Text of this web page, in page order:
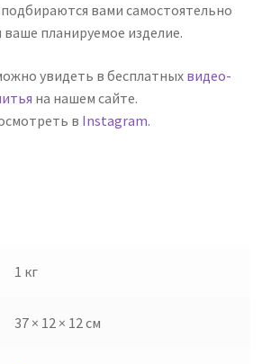
вами самостоятельно
планируемое изделие.
увидеть в бесплатных видео-
на нашем сайте.
в Instagram.
1 кг
37 × 12 × 12 см